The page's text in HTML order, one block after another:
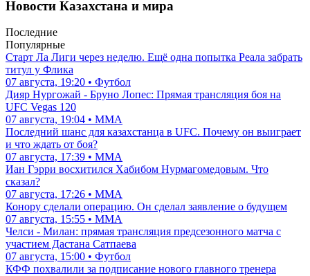
Новости Казахстана и мира
Последние
Популярные
Старт Ла Лиги через неделю. Ещё одна попытка Реала забрать
титул у Флика
07 августа, 19:20 • Футбол
Дияр Нургожай - Бруно Лопес: Прямая трансляция боя на
UFC Vegas 120
07 августа, 19:04 • ММА
Последний шанс для казахстанца в UFC. Почему он выиграет
и что ждать от боя?
07 августа, 17:39 • ММА
Иан Гэрри восхитился Хабибом Нурмагомедовым. Что
сказал?
07 августа, 17:26 • ММА
Конору сделали операцию. Он сделал заявление о будущем
07 августа, 15:55 • ММА
Челси - Милан: прямая трансляция предсезонного матча с
участием Дастана Сатпаева
07 августа, 15:00 • Футбол
КФФ похвалили за подписание нового главного тренера